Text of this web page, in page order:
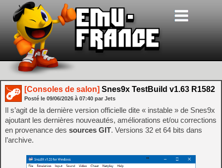
[Consoles de salon] Snes9x TestBuild v1.63 R1582
Posté le 09/06/2026 à 07:40 par Jets
Il s’agit de la dernière version officielle dite « instable » de Snes9x
ajoutant les dernières nouveautés, améliorations et/ou corrections
en provenance des sources GIT. Versions 32 et 64 bits dans
l’archive.